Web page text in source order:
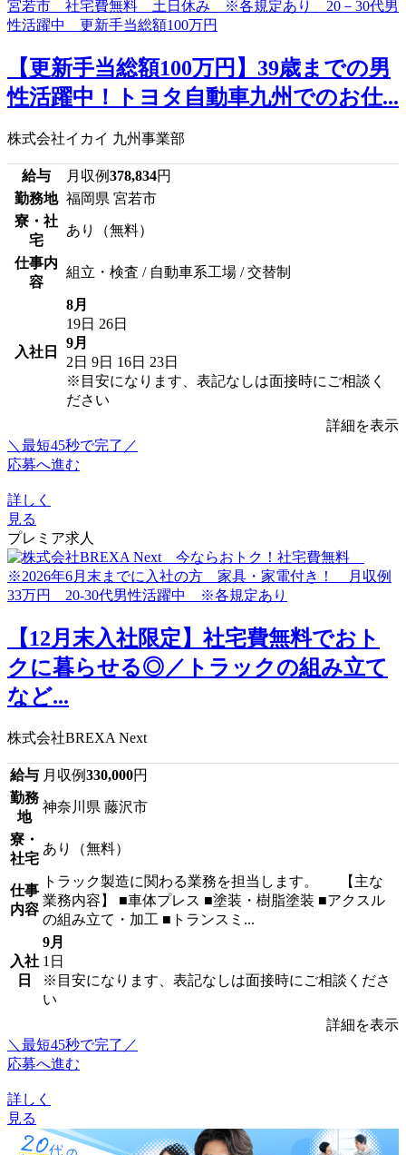
【更新手当総額100万円】39歳までの男
性活躍中！トヨタ自動車九州でのお仕...
株式会社イカイ 九州事業部
給与 月収例378,834円
勤務地 福岡県 宮若市
寮・社
宅
あり（無料）
仕事内
容
組立・検査 / 自動車系工場 / 交替制
入社日
8月
19日 26日
9月
2日 9日 16日 23日
※目安になります、表記なしは面接時にご相談く
ださい
詳細を表示
＼最短45秒で完了／
応募へ進む
詳しく
見る
プレミア求人
【12月末入社限定】社宅費無料でおト
クに暮らせる◎／トラックの組み立て
など...
株式会社BREXA Next
給与 月収例330,000円
勤務
地
神奈川県 藤沢市
寮・
社宅
あり（無料）
仕事
内容
トラック製造に関わる業務を担当します。 【主な
業務内容】 ■車体プレス ■塗装・樹脂塗装 ■アクスル
の組み立て・加工 ■トランスミ...
入社
日
9月
1日
※目安になります、表記なしは面接時にご相談くださ
い
詳細を表示
＼最短45秒で完了／
応募へ進む
詳しく
見る